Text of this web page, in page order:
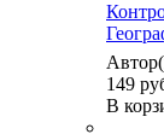
149
В